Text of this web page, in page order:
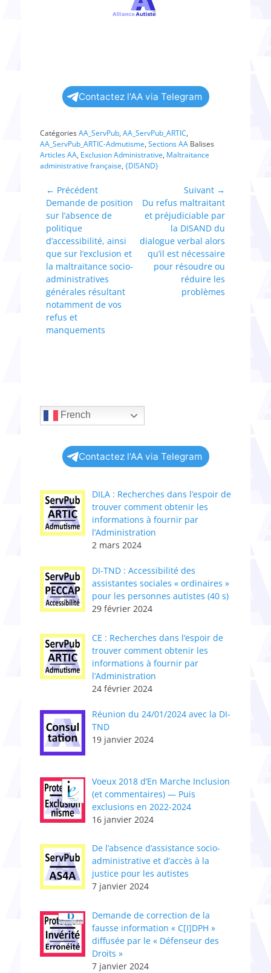
Contactez l'AA via Telegram
CatégoriesAA_ServPub, AA_ServPub_ARTIC,
AA_ServPub_ARTIC-Admutisme, Sections AA Balises
Articles AA, Exclusion Administrative, Maltraitance
administrative française, {DISAND}
Navigation
de
l’article
← Précédent
Article
précédent :
Demande de position
sur l’absence de
politique
d’accessibilité, ainsi
que sur l’exclusion et
la maltraitance socio-
administratives
générales résultant
notamment de vos
refus et
manquements
Suivant →
Article
suivant :
Du refus maltraitant
et préjudiciable par
la DISAND du
dialogue verbal alors
qu’il est nécessaire
pour résoudre ou
réduire les
problèmes
French
Contactez l'AA via Telegram
DILA : Recherches dans l’espoir de
trouver comment obtenir les
informations à fournir par
l’Administration
2 mars 2024
DI-TND : Accessibilité des
assistantes sociales « ordinaires »
pour les personnes autistes (40 s)
29 février 2024
CE : Recherches dans l’espoir de
trouver comment obtenir les
informations à fournir par
l’Administration
24 février 2024
Réunion du 24/01/2024 avec la DI-
TND
19 janvier 2024
Voeux 2018 d’En Marche Inclusion
(et commentaires) — Puis
exclusions en 2022-2024
16 janvier 2024
De l’absence d’assistance socio-
administrative et d’accès à la
justice pour les autistes
7 janvier 2024
Demande de correction de la
fausse information « C[I]DPH »
diffusée par le « Défenseur des
Droits »
7 janvier 2024